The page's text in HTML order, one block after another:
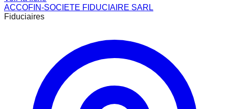
ACCOFIN-SOCIETE FIDUCIAIRE SARL
Fiduciaires